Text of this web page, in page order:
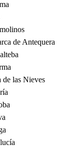
de Antequera
de las Nieves